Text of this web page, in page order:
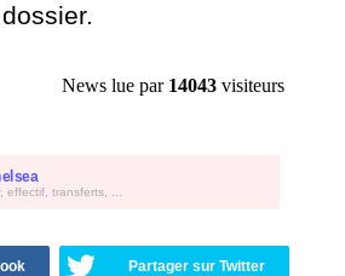
News lue par 14043 visiteurs
transferts, ...
Partager sur Twitter